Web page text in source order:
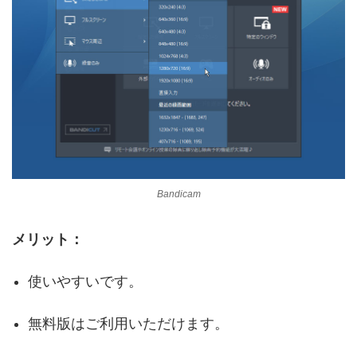
Bandicam
メリット：
使いやすいです。
無料版はご利用いただけます。